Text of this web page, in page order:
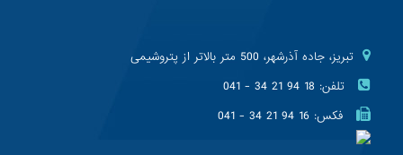
تبریز، جاده آذرشهر، 500 متر بالاتر از پتروشیمی
تلفن: 041 - 34 21 94 18
فکس: 041 - 34 21 94 16